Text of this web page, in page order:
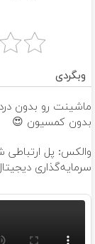
وبگردی
ماشینت رو بدون
بدون کمسیون 😍
والکس: پل ارتباطی
سرمایه‌گذاری